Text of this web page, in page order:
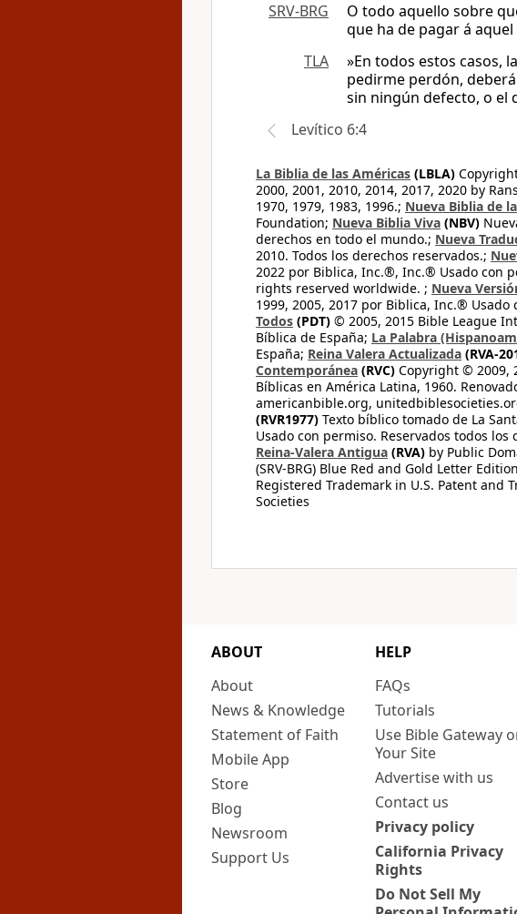
SRV-BRG
O todo aquello sobre
que ha de pagar á
TLA
»En todos estos casos,
pedirme perdón,
sin ningún defecto, o el
Levítico 6:4
La Biblia de las Américas (LBLA)
2000, 2001, 2010, 2014, 2017, 2020 by
1970, 1979, 1983, 1996.; Nueva Biblia de
Foundation; Nueva Biblia Viva (NBV)
derechos en todo el mundo.; Nueva
2010. Todos los derechos reservados.;
2022 por Biblica, Inc.®, Inc.® Usado con
rights reserved worldwide. ; Nueva
1999, 2005, 2017 por Biblica, Inc.®
Todos (PDT) © 2005, 2015 Bible League
Bíblica de España; La Palabra
España; Reina Valera Actualizada (RVA-
Contemporánea (RVC) Copyright © 2009,
Bíblicas en América Latina, 1960.
americanbible.org,
(RVR1977) Texto bíblico tomado de La
Usado con permiso. Reservados todos
Reina-Valera Antigua (RVA) by Public
(SRV-BRG) Blue Red and Gold Letter
Registered Trademark in U.S. Patent and
Societies
ABOUT
About
News & Knowledge
Statement of Faith
Mobile App
Store
Blog
Newsroom
Support Us
HELP
FAQs
Tutorials
Use Bible Gateway
Your Site
Advertise with us
Contact us
Privacy policy
California Privacy
Rights
Do Not Sell My